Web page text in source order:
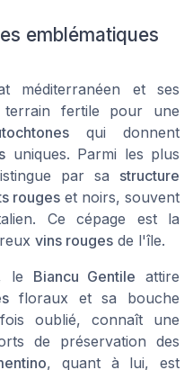
emblématiques
méditerranéen et ses
fertile pour une
qui donnent
uniques. Parmi les plus
par sa structure
rougeset noirs, souvent
Ce cépage est la
vins rouges de l'île.
le Biancu Gentile attire
floraux et sa bouche
oublié, connaît une
de préservation des
, quant à lui, est